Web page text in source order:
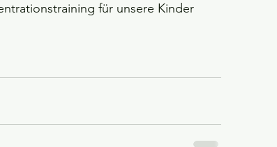
für unsere Kinder